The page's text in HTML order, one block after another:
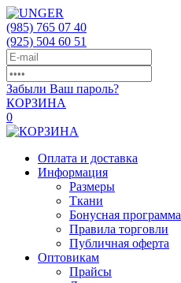
(985) 765 07 40
(925) 504 60 51
Забыли Ваш пароль?
КОРЗИНА
0
Оплата и доставка
Информация
Размеры
Ткани
Бонусная программа
Правила торговли
Публичная оферта
Оптовикам
Прайсы